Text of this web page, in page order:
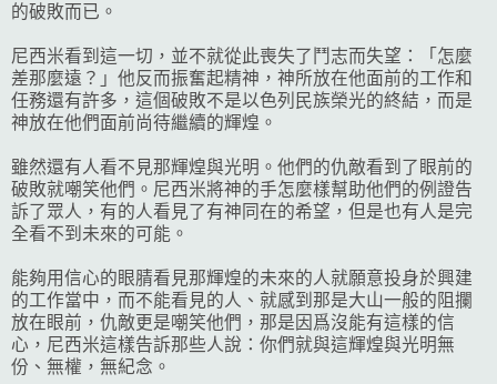
的破敗而已。
尼西米看到這一切，並不就從此喪失了鬥志而失望：「怎麼
差那麼遠？」他反而振奮起精神，神所放在他面前的工作和
任務還有許多，這個破敗不是以色列民族榮光的終結，而是
神放在他們面前尚待繼續的輝煌。
雖然還有人看不見那輝煌與光明。他們的仇敵看到了眼前的
破敗就嘲笑他們。尼西米將神的手怎麼樣幫助他們的例證告
訴了眾人，有的人看見了有神同在的希望，但是也有人是完
全看不到未來的可能。
能夠用信心的眼腈看見那輝煌的未來的人就願意投身於興建
的工作當中，而不能看見的人、就感到那是大山一般的阻攔
放在眼前，仇敵更是嘲笑他們，那是因爲沒能有這樣的信
心，尼西米這樣告訴那些人說：你們就與這輝煌與光明無
份、無權，無紀念。